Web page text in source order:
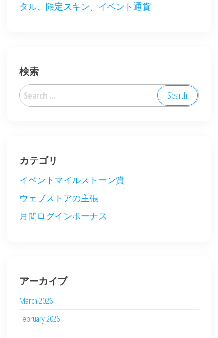
タル、限定スキン、イベント通貨
検索
Search
for:
カテゴリ
イベントマイルストーン賞
ウェブストアの主張
月間ログインボーナス
アーカイブ
March 2026
February 2026